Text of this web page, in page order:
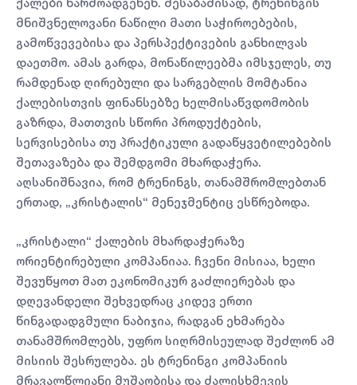
მნიშვნელოვანი ნაწილი მათი საჭიროებების,
გამოწვევებისა და პერსპექტივების განხილვას
დაეთმო. ამას გარდა, მონაწილეებმა იმსჯელეს, თუ
რამდენად ღირებული და სარგებლის მომტანია
ქალებისთვის ფინანსებზე ხელმისაწვდომობის
გაზრდა, მათთვის სწორი პროდუქტების,
სერვისებისა თუ პრაქტიკული გადაწყვეტილებების
შეთავაზება და შემდგომი მხარდაჭერა.
აღსანიშნავია, რომ ტრენინგს, თანამშრომლებთან
ერთად, „კრისტალის“ მენეჯმენტიც ესწრებოდა.
„კრისტალი“ ქალების მხარდაჭერაზე
ორიენტირებული კომპანიაა. ჩვენი მისიაა, ხელი
შევუწყოთ მათ ეკონომიკურ გაძლიერებას და
დღევანდელი შეხვედრაც კიდევ ერთი
წინგადადგმული ნაბიჯია, რადგან ეხმარება
თანამშრომლებს, უფრო სიღრმისეულად შეძლონ ამ
მისიის შესრულება. ეს ტრენინგი კომპანიის
მრავალწლიანი მუშაობისა და ძალისხმევის